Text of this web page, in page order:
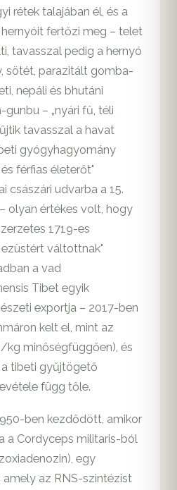
rétek talajában él, és a
fertőzi meg – telet
tavasszal pedig a hernyó
sötét, parazitált gomba-
nepáli és bhutáni
– „nyári fű, téli
tavasszal a havat
gyógyhagyomány
férfias életerőt"
császári udvarba a 15.
olyan értékes volt, hogy
1719-es
ezüstért váltottnak"
a vad
Tibet egyik
exportja – 2017-ben
kelt el, mint az
kg minőségfüggően), és
tibeti gyűjtögető
függ tőle.
ben kezdődött, amikor
a Cordyceps militaris-ból
egy
az RNS-szintézist